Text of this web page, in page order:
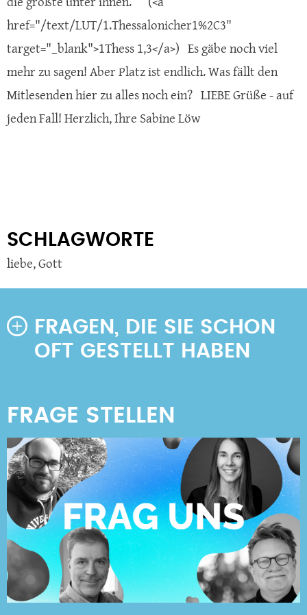
href="/text/LUT/1.Thessalonicher1%2C3"
target="_blank">1Thess 1,3</a>) Es gäbe noch viel
mehr zu sagen! Aber Platz ist endlich. Was fällt den
Mitlesenden hier zu alles noch ein? LIEBE Grüße - auf
jeden Fall! Herzlich, Ihre Sabine Löw
SCHLAGWORTE
liebe,Gott
FRAGEN, DIE SIE SCHON
OFT GESTELLT HABEN